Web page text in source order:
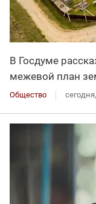
В Госдуме
межевой план
Общество